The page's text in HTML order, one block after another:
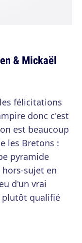
& Mickaël
félicitations
donc c'est
est beaucoup
les Bretons :
pyramide
sujet en
d'un vrai
plutôt qualifié